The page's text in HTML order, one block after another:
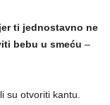
ti jednostavno ne
bebu u smeću –
su otvoriti kantu.